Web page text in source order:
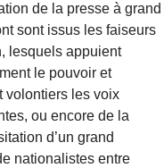
de la presse à grand
sont issus les faiseurs
lesquels appuient
le pouvoir et
volontiers les voix
ou encore de la
d’un grand
nationalistes entre